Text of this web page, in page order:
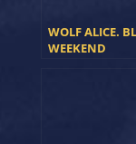
WOLF ALICE.
WEEKEND